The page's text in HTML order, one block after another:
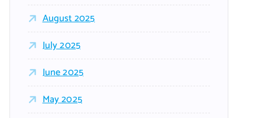
August 2025
July 2025
June 2025
May 2025